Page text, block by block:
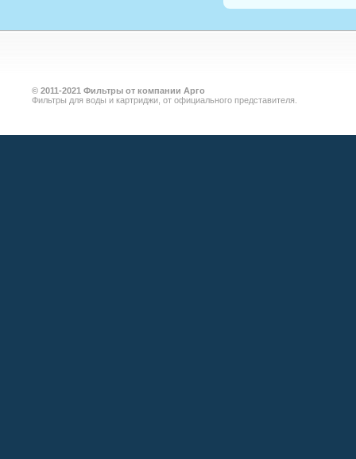
© 2011-2021 Фильтры от компании Арго
Фильтры для воды и картриджи, от официального представителя.